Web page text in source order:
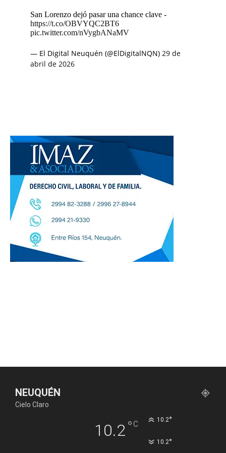
San Lorenzo dejó pasar una chance clave -
https://t.co/OBVYQC2BT6
pic.twitter.com/nVygbANaMV
— El Digital Neuquén (@ElDigitalNQN) 29 de
abril de 2026
NEUQUÉN
Cielo Claro
10.2°C 10.2°
10.2°